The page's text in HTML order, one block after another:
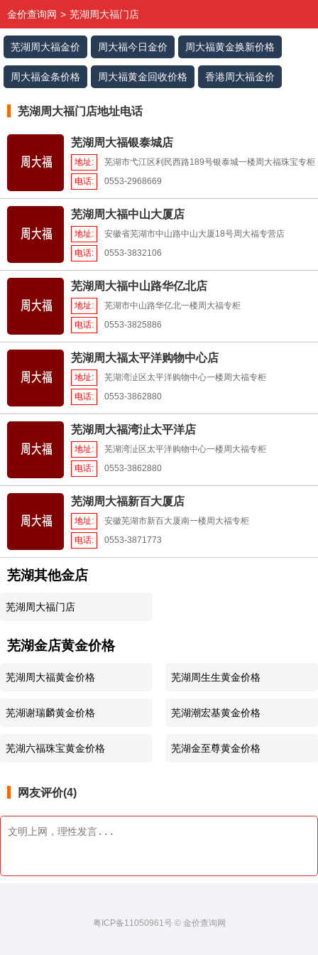
金价查询网 > 芜湖周大福门店
芜湖周大福金价 周大福今日金价 周大福黄金换新价格
周大福金条价格 周大福黄金回收价格 香港周大福金价
芜湖周大福门店地址电话
芜湖周大福银泰城店
地址:
芜湖市弋江区利民西路189号银泰城一楼周大福珠宝专柜
电话:
0553-2968669
芜湖周大福中山大厦店
地址:
安徽省芜湖市中山路中山大厦18号周大福专营店
电话:
0553-3832106
芜湖周大福中山路华亿北店
地址:
芜湖市中山路华亿北一楼周大福专柜
电话:
0553-3825886
芜湖周大福太平洋购物中心店
地址:
芜湖湾沚区太平洋购物中心一楼周大福专柜
电话:
0553-3862880
芜湖周大福湾沚太平洋店
地址:
芜湖湾沚区太平洋购物中心一楼周大福专柜
电话:
0553-3862880
芜湖周大福新百大厦店
地址:
安徽芜湖市新百大厦南一楼周大福专柜
电话:
0553-3871773
芜湖其他金店
芜湖周大福门店
芜湖金店黄金价格
芜湖周大福黄金价格 芜湖周生生黄金价格
芜湖谢瑞麟黄金价格 芜湖潮宏基黄金价格
芜湖六福珠宝黄金价格 芜湖金至尊黄金价格
网友评价(4)
粤ICP备11050961号 © 金价查询网